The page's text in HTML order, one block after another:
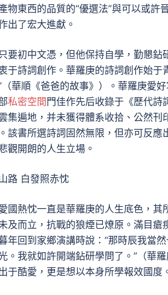
物東西的品質的“優選法”與可以或許
出了宏大進獻。
要初中文憑，但他保持自學，勤懇
于詩詞創作。華羅庚的詩詞創作始于
（華順《爸爸的故事》）。華羅庚愛
私密空間 門佳作先后收錄于《歷代詩
集遍地，并未獲得體系收拾、公然
該書所選詩詞固然無限，但亦可反
觀開朗的人生立場。
路 白發照赤忱
國熱忱一直是華羅庚的人生底色，
及而立，抗戰的狼煙已燎原。滿目
年回到家鄉演講時說：“那時辰我當
。我就如許開端鉆研學問了。”（華
于酷愛，更是想以本身所學報效國